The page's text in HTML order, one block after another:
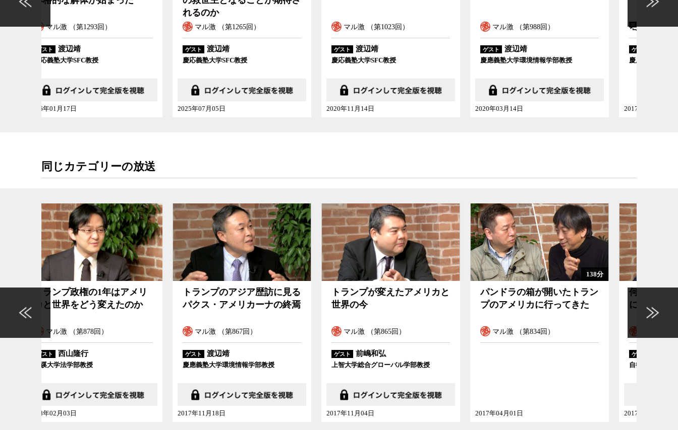
マル激 （第1265回）
ゲスト
慶応義塾大学SFC教授
2025年07月05日
マル激 （第1023回）
ゲスト
慶応義塾大学SFC教授
2020年11月14日
マル激 （第988回）
ゲスト
慶應義塾大学環境情報学部教授
2020年03月14日
Nコメ
ゲスト
慶應義塾大学教授
2017年11月18日
マル
同じカテゴリーの放送
トランプのアジア歴訪に見る
パクス・アメリカーナの終焉
マル激 （第867回）
ゲスト 渡辺靖
慶應義塾大学環境情報学部教授
2017年11月18日
トランプが変えたアメリカと
世界の今
マル激 （第865回）
ゲスト
上智大学総合グローバル学部教授
2017年11月04日
138分
パンドラの箱が開いたトラン
プのアメリカに行ってきた
マル激 （第834回）
2017年04月01日
何があっても日本はアメリカ
についていくしかないのか
マル激 （第828回）
2017年02月18日
右翼